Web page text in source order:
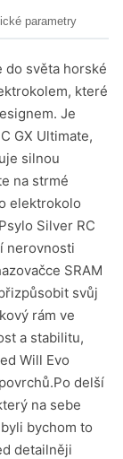
parametry
do světa horské
které
Je
GX Ultimate,
silnou
na strmé
elektrokolo
Silver RC
nerovnosti
SRAM
svůj
rám ve
a stabilitu,
Will Evo
delší
na sebe
bychom to
detailněji